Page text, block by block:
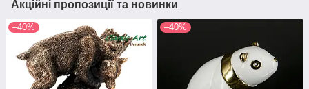
Акційні пропозиції та новинки
–40% –40%